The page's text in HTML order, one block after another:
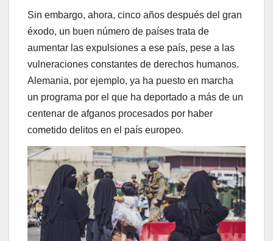
Sin embargo, ahora, cinco años después del gran
éxodo, un buen número de países trata de
aumentar las expulsiones a ese país, pese a las
vulneraciones constantes de derechos humanos.
Alemania, por ejemplo, ya ha puesto en marcha
un programa por el que ha deportado a más de un
centenar de afganos procesados por haber
cometido delitos en el país europeo.